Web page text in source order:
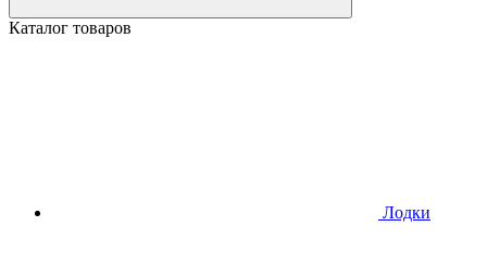
Каталог товаров
Лодки